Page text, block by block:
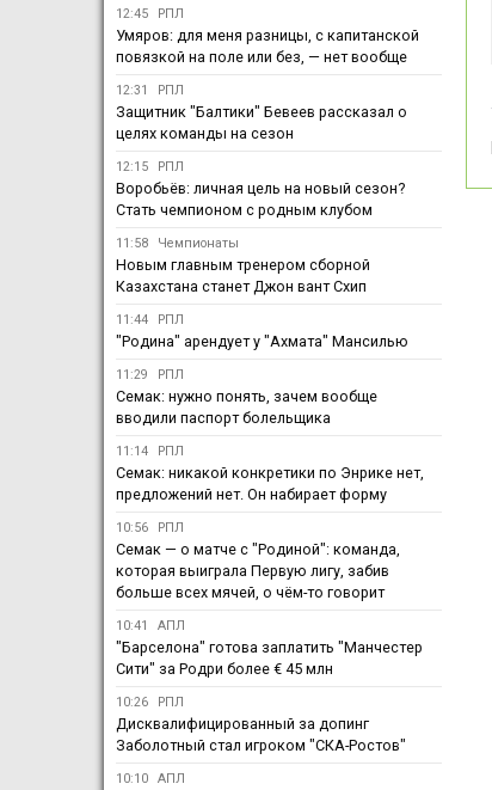
12:45 РПЛ
Умяров: для меня разницы, с капитанской
повязкой на поле или без, — нет вообще
12:31 РПЛ
Защитник "Балтики" Бевеев рассказал о
целях команды на сезон
12:15 РПЛ
Воробьёв: личная цель на новый сезон?
Стать чемпионом с родным клубом
11:58 Чемпионаты
Новым главным тренером сборной
Казахстана станет Джон вант Схип
11:44 РПЛ
"Родина" арендует у "Ахмата" Мансилью
11:29 РПЛ
Семак: нужно понять, зачем вообще
вводили паспорт болельщика
11:14 РПЛ
Семак: никакой конкретики по Энрике нет,
предложений нет. Он набирает форму
10:56 РПЛ
Семак — о матче с "Родиной": команда,
которая выиграла Первую лигу, забив
больше всех мячей, о чём-то говорит
10:41 АПЛ
"Барселона" готова заплатить "Манчестер
Сити" за Родри более € 45 млн
10:26 РПЛ
Дисквалифицированный за допинг
Заболотный стал игроком "СКА-Ростов"
10:10 АПЛ